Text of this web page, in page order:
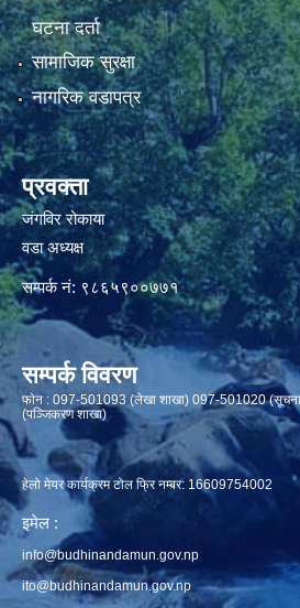
घटना दर्ता
सामाजिक सुरक्षा
नागरिक वडापत्र
प्रवक्ता
जंगविर रोकाया
वडा अध्यक्ष
सम्पर्क नं: ९८६५९००७७१
सम्पर्क विवरण
फाेन : 097-501093 (लेखा शाखा) 097-501020 (सूचना
(पञ्जिकरण शाखा)
हेलो मेयर कार्यक्रम टोल फ्रि नम्बर: 16609754002
इमेल :
info@budhinandamun.gov.np
ito@budhinandamun.gov.np